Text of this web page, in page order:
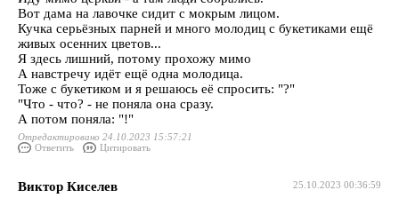
Вот дама на лавочке сидит с мокрым лицом.
Кучка серьёзных парней и много молодиц с букетиками ещё
живых осенних цветов...
Я здесь лишний, потому прохожу мимо
А навстречу идёт ещё одна молодица.
Тоже с букетиком и я решаюсь её спросить: "?"
"Что - что? - не поняла она сразу.
А потом поняла: "!"
Отредактировано 24.10.2023 15:57:21
Ответить
Цитировать
25.10.2023 00:36:59
Виктор Киселев